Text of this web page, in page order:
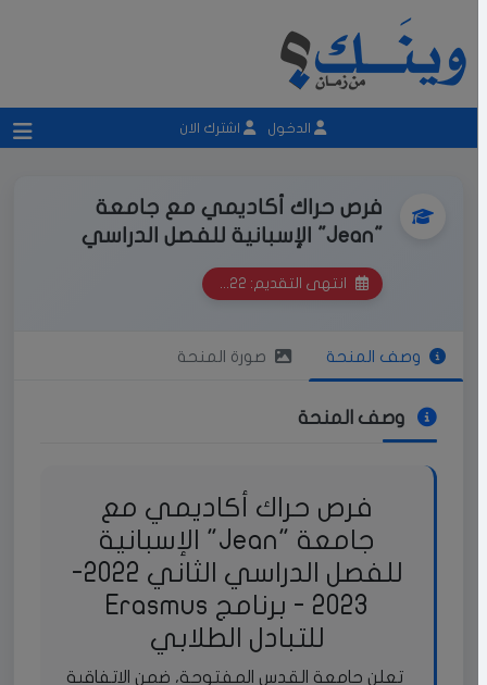
الدخول اشترك الان
فرص حراك أكاديمي مع جامعة
"Jean" الإسبانية للفصل الدراسي
للتبادل الطلابي
انتهى التقديم: 2022-11-25
وصف المنحة صورة المنحة
وصف المنحة
فرص حراك أكاديمي مع
جامعة "Jean" الإسبانية
للفصل الدراسي الثاني 2022-
2023 - برنامج Erasmus
للتبادل الطلابي
تعلن جامعة القدس المفتوحة، ضمن الاتفاقية